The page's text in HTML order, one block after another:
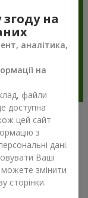
—
на будь-
але часу
на
аналітика,
на
файли
доступна
цей сайт
з
дані.
Ваші
можете змінити
сторінки.